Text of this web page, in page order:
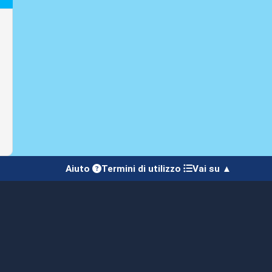
Aiuto Termini di utilizzo Vai su ▲